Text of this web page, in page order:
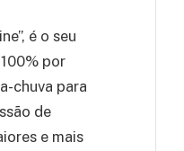
é o seu
por
chuva para
de
e mais